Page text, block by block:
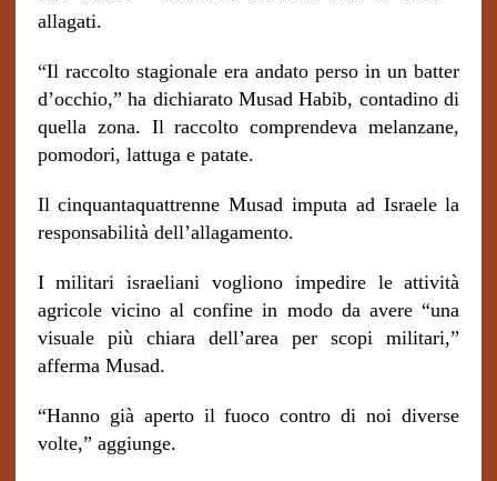
allagati.
“Il raccolto stagionale era andato perso in un batter
d’occhio,” ha dichiarato Musad Habib, contadino di
quella zona. Il raccolto comprendeva melanzane,
pomodori, lattuga e patate.
Il cinquantaquattrenne Musad imputa ad Israele la
responsabilità dell’allagamento.
I militari israeliani vogliono impedire le attività
agricole vicino al confine in modo da avere “una
visuale più chiara dell’area per scopi militari,”
afferma Musad.
“Hanno già aperto il fuoco contro di noi diverse
volte,” aggiunge.